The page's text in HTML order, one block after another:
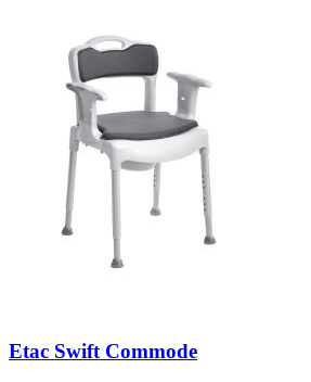
Etac Swift Commode